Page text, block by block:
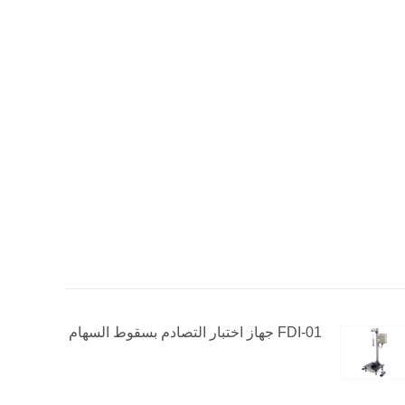
FDI-01 جهاز اختبار التصادم بسقوط السهام